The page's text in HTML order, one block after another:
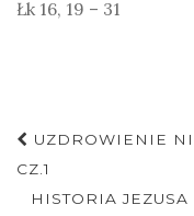
Łk 16, 19 – 31
postu
UZDROWIENIE
CZ.1
HISTORIA